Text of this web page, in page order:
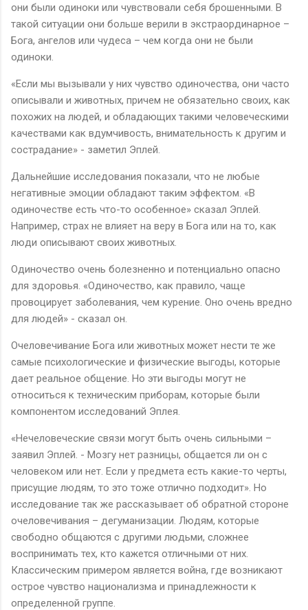
они были одиноки или чувствовали себя брошенными. В
такой ситуации они больше верили в экстраординарное –
Бога, ангелов или чудеса – чем когда они не были
одиноки.
«Если мы вызывали у них чувство одиночества, они часто
описывали и животных, причем не обязательно своих, как
похожих на людей, и обладающих такими человеческими
качествами как вдумчивость, внимательность к другим и
сострадание» - заметил Эплей.
Дальнейшие исследования показали, что не любые
негативные эмоции обладают таким эффектом. «В
одиночестве есть что-то особенное» сказал Эплей.
Например, страх не влияет на веру в Бога или на то, как
люди описывают своих животных.
Одиночество очень болезненно и потенциально опасно
для здоровья. «Одиночество, как правило, чаще
провоцирует заболевания, чем курение. Оно очень вредно
для людей» - сказал он.
Очеловечивание Бога или животных может нести те же
самые психологические и физические выгоды, которые
дает реальное общение. Но эти выгоды могут не
относиться к техническим приборам, которые были
компонентом исследований Эплея.
«Нечеловеческие связи могут быть очень сильными –
заявил Эплей. - Мозгу нет разницы, общается ли он с
человеком или нет. Если у предмета есть какие-то черты,
присущие людям, то это тоже отлично подходит». Но
исследование так же рассказывает об обратной стороне
очеловечивания – дегуманизации. Людям, которые
свободно общаются с другими людьми, сложнее
воспринимать тех, кто кажется отличными от них.
Классическим примером является война, где возникают
острое чувство национализма и принадлежности к
определенной группе.